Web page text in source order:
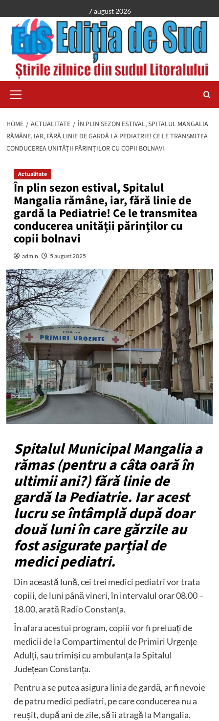
to
content
7 august 2026
Menu
HOME ACTUALITATE
ÎN PLIN SEZON ESTIVAL, SPITALUL MANGALIA
RĂMÂNE, IAR, FĂRĂ LINIE DE GARDĂ LA PEDIATRIE! CE LE TRANSMITEA
CONDUCEREA UNITĂȚII PĂRINȚILOR CU COPII BOLNAVI
Actualitate
În plin sezon estival, Spitalul
Mangalia rămâne, iar, fără linie de
gardă la Pediatrie! Ce le transmitea
conducerea unității părinților cu
copii bolnavi
admin 5 august 2025
Spitalul Municipal Mangalia a
rămas (pentru a câta oară în
ultimii ani?) fără linie de
gardă la Pediatrie. Iar acest
lucru se întâmplă după doar
două luni în care gărzile au
fost asigurate parțial de
medici pediatri.
Din această lună, cei trei medici pediatri vor trata
copiii, de luni până vineri, în intervalul orar 08.00 –
18.00, arată Radio Constanța.
În afara acestui program, copiii vor fi preluați de
medicii de la Compartimentul de Primiri Urgențe
Adulți, sau trimiși cu ambulanța la Spitalul
Județean Constanța.
Pentru a se putea asigura linia de gardă, ar fi nevoie
de patru medici pediatri, pe care conducerea nu a
reușit, după ani de zile, să îi atragă la Mangalia.